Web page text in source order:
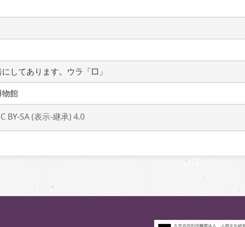
してあります。ウラ「□」
館
BY-SA (表示-継承) 4.0